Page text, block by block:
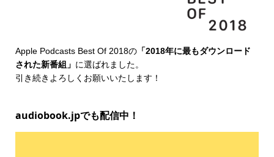
Apple Podcasts Best Of 2018の「2018年に最もダウンロード
された新番組」 に選ばれました。
引き続きよろしくお願いいたします！
audiobook.jpでも配信中！